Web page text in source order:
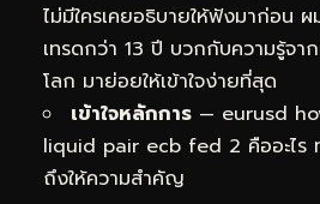
ไม่มีใครเคยอธิบายให้ฟังมาก่อน
เทรดกว่า 13 ปี บวกกับความรู้จา
โลก มาย่อยให้เข้าใจง่ายที่สุด
เข้าใจหลักการ — eurusd
liquid pair ecb fed 2 คืออะไร
ถึงให้ความสำคัญ